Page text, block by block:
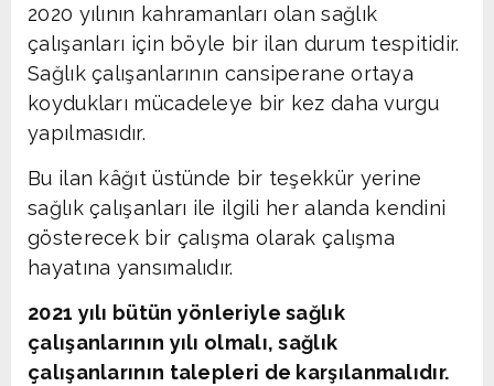
2020 yılının kahramanları olan sağlık
çalışanları için böyle bir ilan durum tespitidir.
Sağlık çalışanlarının cansiperane ortaya
koydukları mücadeleye bir kez daha vurgu
yapılmasıdır.
Bu ilan kâğıt üstünde bir teşekkür yerine
sağlık çalışanları ile ilgili her alanda kendini
gösterecek bir çalışma olarak çalışma
hayatına yansımalıdır.
2021 yılı bütün yönleriyle sağlık
çalışanlarının yılı olmalı, sağlık
çalışanlarının talepleri de karşılanmalıdır.